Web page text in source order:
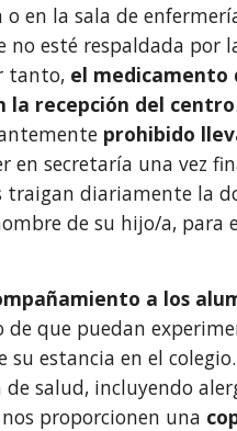
o en la sala de
no esté respaldada por
tanto, el medicamento
la recepción del centro
prohibido
en secretaría una vez
traigan diariamente la
de su hijo/a, para
a los
de que puedan
estancia en el
salud, incluyendo
proporcionen una